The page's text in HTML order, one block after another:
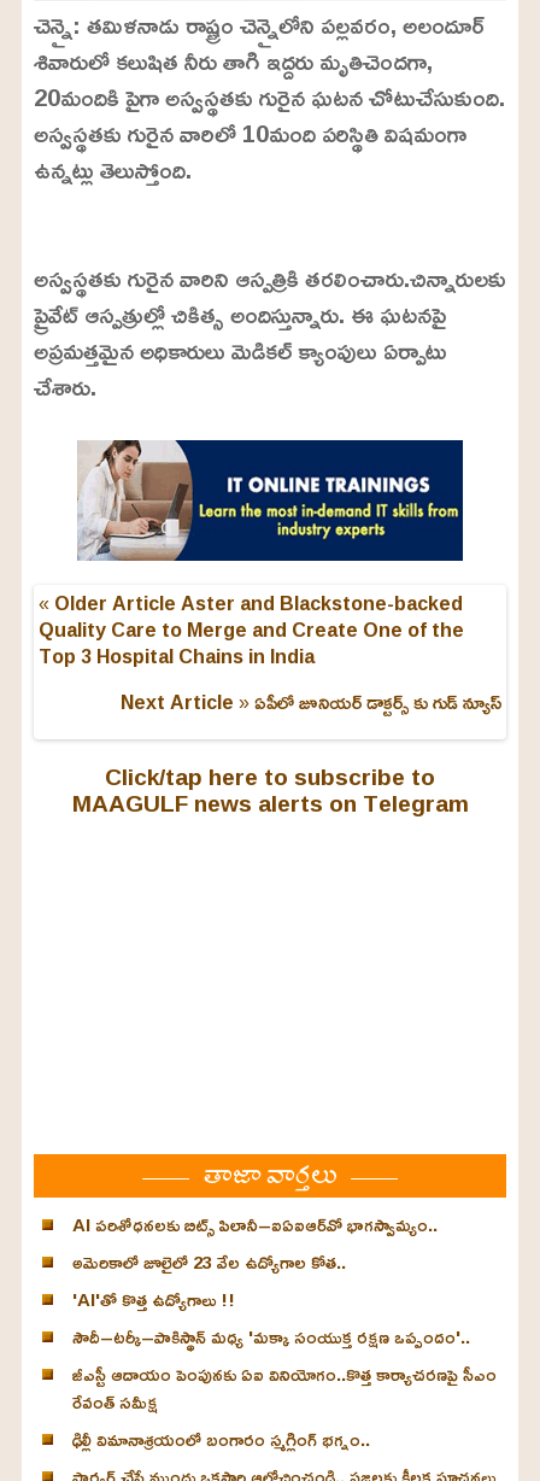
చెన్నై: తమిళనాడు రాష్ట్రం చెన్నైలోని పల్లవరం, అలందూర్
శివారులో కలుషిత నీరు తాగి ఇద్దరు మృతిచెందగా,
20మందికి పైగా అస్వస్థతకు గురైన ఘటన చోటుచేసుకుంది.
అస్వస్థతకు గురైన వారిలో 10మంది పరిస్థితి విషమంగా
ఉన్నట్లు తెలుస్తోంది.
U
n
m
u
t
e
a
d
e
d
:
3
4
.
4
అస్వస్థతకు గురైన వారిని ఆస్పత్రికి తరలించారు.చిన్నారులకు
ప్రైవేట్ ఆస్పత్రుల్లో చికిత్స అందిస్తున్నారు. ఈ ఘటనపై
అప్రమత్తమైన అధికారులు మెడికల్ క్యాంపులు ఏర్పాటు
చేశారు.
« Older ArticleAster and Blackstone-backed
Quality Care to Merge and Create One of the
Top 3 Hospital Chains in India
Next Article »ఏపీలో జూనియర్ డాక్టర్స్ కు గుడ్ న్యూస్
Click/tap here to subscribe to
MAAGULF news alerts on Telegram
తాజా వార్తలు
AI పరిశోధనలకు బిట్స్ పిలానీ–ఐఏఐఆర్‌వో భాగస్వామ్యం..
అమెరికాలో జూలైలో 23 వేల ఉద్యోగాల కోత..
'AI'తో కొత్త ఉద్యోగాలు !!
సౌదీ–టర్కీ–పాకిస్థాన్ మధ్య 'మక్కా సంయుక్త రక్షణ ఒప్పందం'..
జీఎస్టీ ఆదాయం పెంపునకు ఏఐ వినియోగం..కొత్త కార్యాచరణపై సీఎం
రేవంత్ సమీక్ష
ఢిల్లీ విమానాశ్రయంలో బంగారం స్మగ్లింగ్ భగ్నం..